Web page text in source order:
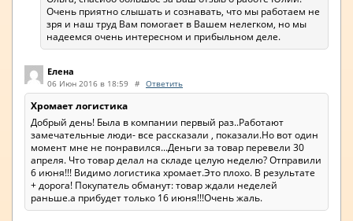
Очень приятно слышать и сознавать, что мы работаем не
зря и наш труд Вам помогает в Вашем нелегком, но мы
надеемся очень интересном и прибыльном деле.
Елена
06 Июн 2016 в 18:59 # Ответить
Хромает логистика
Добрый день! Была в компании первый раз..Работают
замечательные люди- все рассказали , показали.Но вот один
момент мне не понравился...Деньги за товар перевели 30
апреля. Что товар делал на складе целую неделю? Отправили
6 июня!!! Видимо логистика хромает.Это плохо. В результате
+ дорога! Покупатель обманут: товар ждали неделей
раньше.а прибудет только 16 июня!!!Очень жаль.